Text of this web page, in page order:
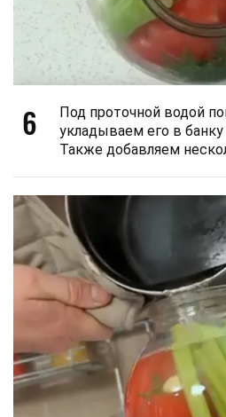
6
Под проточной водой
укладываем его в
Также добавляем